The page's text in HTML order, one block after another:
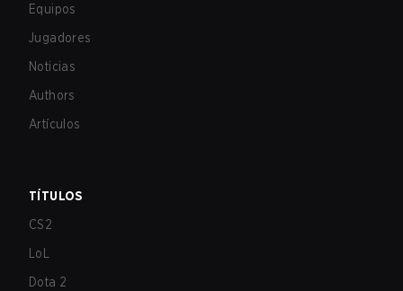
Equipos
Jugadores
Noticias
Authors
Artículos
TÍTULOS
CS2
LoL
Dota 2